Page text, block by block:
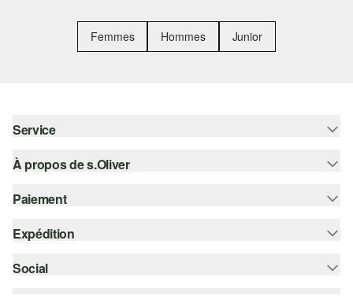
Femmes Hommes Junior
Service
Aide - FAQ
À propos de s.Oliver
S'abonner à la Newsletter
s.Oliver Card
Paiement
Carte de crédit
Expédition
Suivi de colis
Social